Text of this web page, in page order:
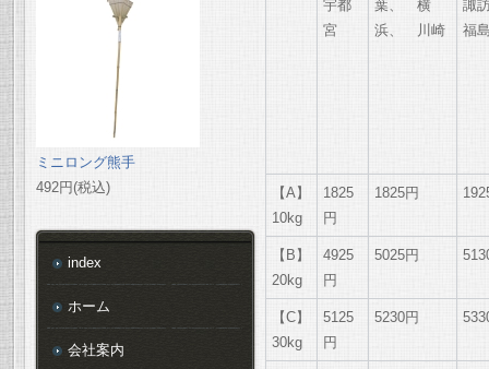
宇都
宮
葉、 横
浜、 川崎
諏
福
【A】
10kg
1825
円
1825円
【B】
20kg
4925
円
5025円
【C】
30kg
5125
円
5230円
ミニロング熊手
492円(税込)
index
ホーム
会社案内